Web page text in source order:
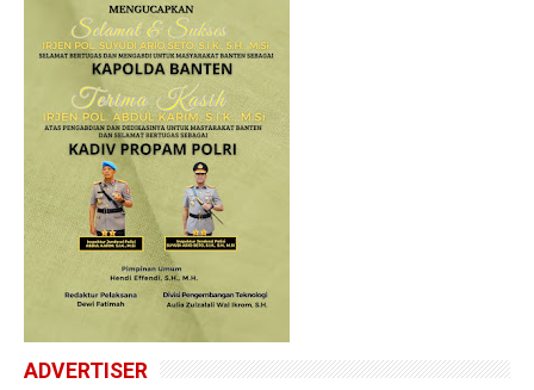
ADVERTISER